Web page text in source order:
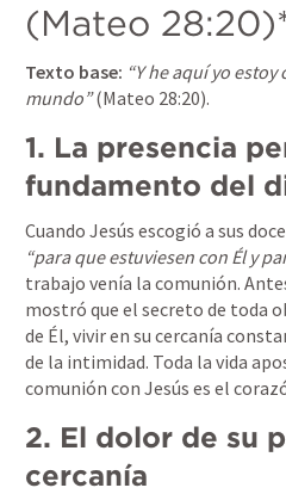
(Mateo 28:20
Texto base: “Y he aquí yo
mundo” (Mateo 28:20).
1. La presencia
fundamento del
“para que estuviesen con Él y
trabajo venía la comunión.
mostró que el secreto de toda
de Él, vivir en su cercanía
de la intimidad. Toda la vida
comunión con Jesús es el
2. El dolor de su
cercanía